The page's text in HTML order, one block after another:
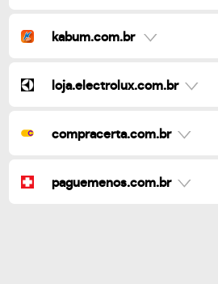
kabum.com.br
loja.electrolux.com.br
compracerta.com.br
paguemenos.com.br